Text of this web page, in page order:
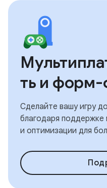
ть и
Сделайте вашу игру
благодаря поддержке
и оптимизации для